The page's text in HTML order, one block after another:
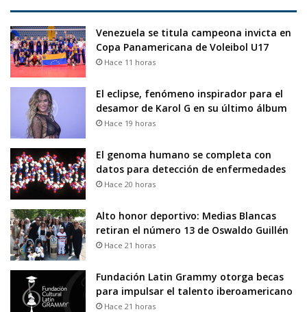
Venezuela se titula campeona invicta en
Copa Panamericana de Voleibol U17
Hace 11 horas
El eclipse, fenómeno inspirador para el
desamor de Karol G en su último álbum
Hace 19 horas
El genoma humano se completa con
datos para detección de enfermedades
Hace 20 horas
Alto honor deportivo: Medias Blancas
retiran el número 13 de Oswaldo Guillén
Hace 21 horas
Fundación Latin Grammy otorga becas
para impulsar el talento iberoamericano
Hace 21 horas